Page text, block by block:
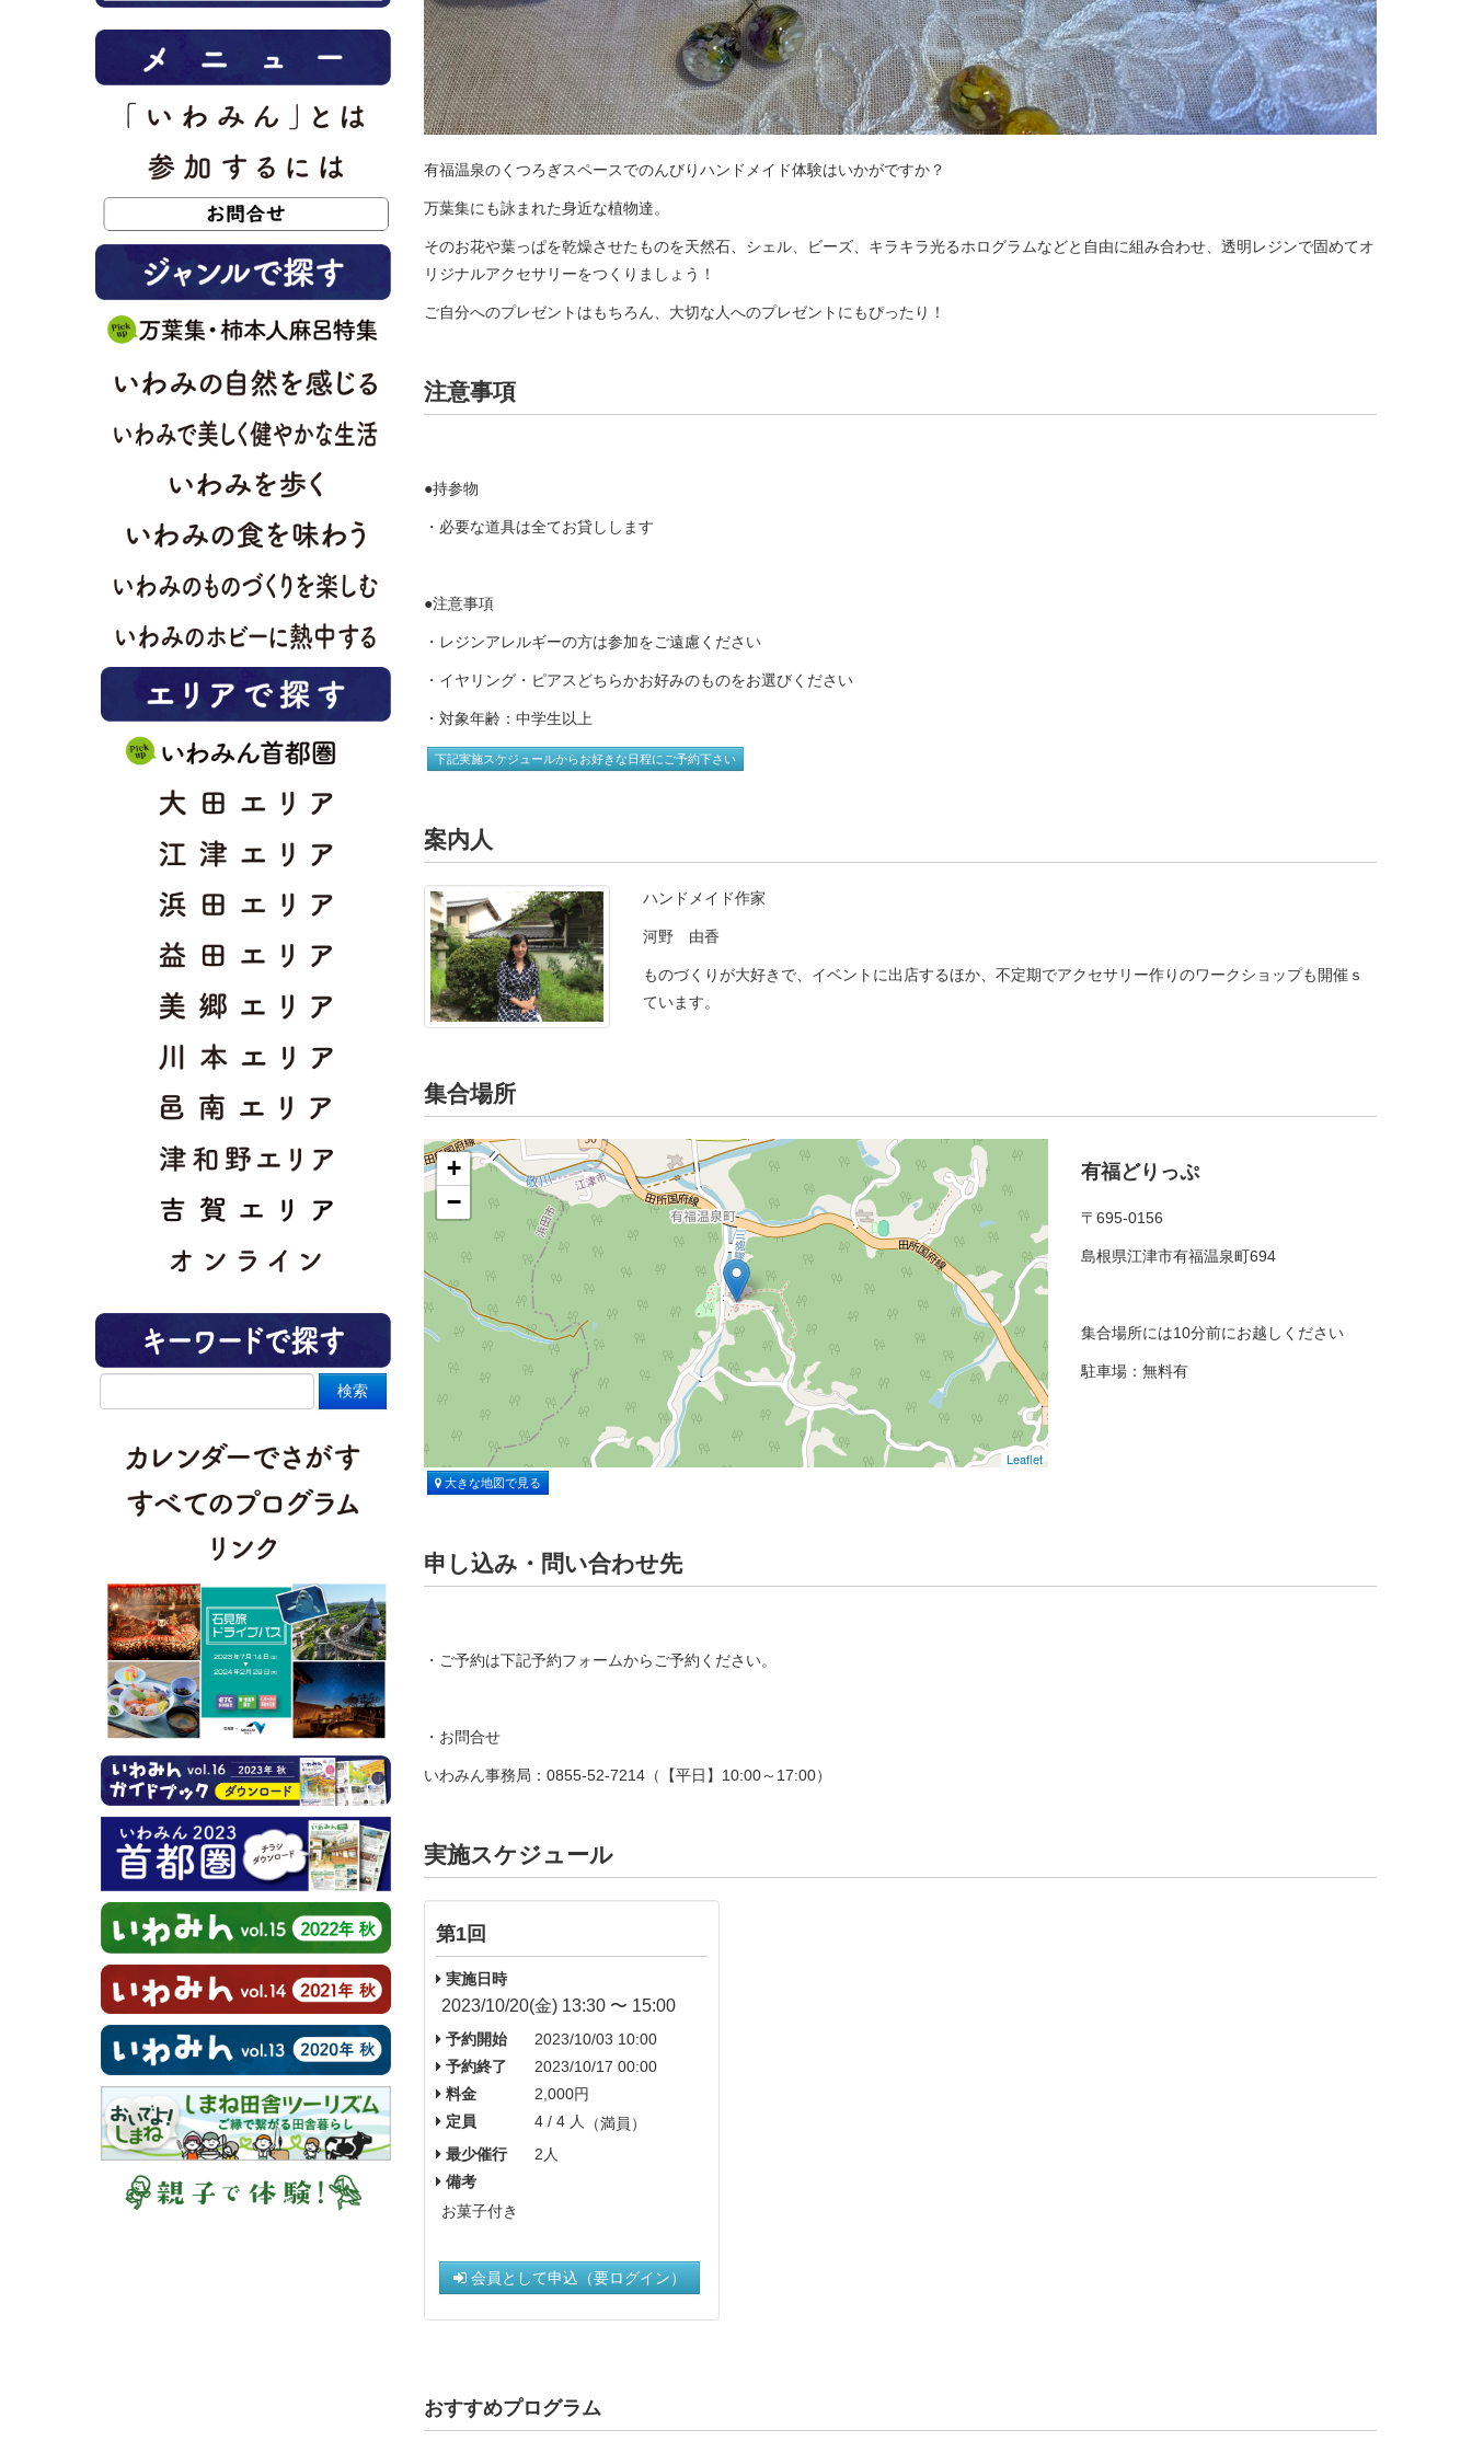
有福温泉のくつろぎスペースでのんびりハンドメイド体験はいかがですか？
万葉集にも詠まれた身近な植物達。
そのお花や葉っぱを乾燥させたものを天然石、シェル、ビーズ、キラキラ光るホログラムなどと自由に組み合わせ、透明レジンで固めてオ
リジナルアクセサリーをつくりましょう！
ご自分へのプレゼントはもちろん、大切な人へのプレゼントにもぴったり！
注意事項
●持参物
・必要な道具は全てお貸しします
●注意事項
・レジンアレルギーの方は参加をご遠慮ください
・イヤリング・ピアスどちらかお好みのものをお選びください
・対象年齢：中学生以上
下記実施スケジュールからお好きな日程にご予約下さい
案内人
ハンドメイド作家
河野 由香
ものづくりが大好きで、イベントに出店するほか、不定期でアクセサリー作りのワークショップも開催ｓ
ています。
集合場所
+
−
Leaflet
大きな地図で見る
有福どりっぷ
〒695-0156
島根県江津市有福温泉町694
集合場所には10分前にお越しください
駐車場：無料有
申し込み・問い合わせ先
・ご予約は下記予約フォームからご予約ください。
・お問合せ
いわみん事務局：0855-52-7214（【平日】10:00～17:00）
実施スケジュール
第1回
実施日時
2023/10/20(金) 13:30 〜 15:00
予約開始
2023/10/03 10:00
予約終了
2023/10/17 00:00
料金
2,000円
定員
4 / 4 人
（満員）
最少催行
2人
備考
お菓子付き
会員として申込（要ログイン）
おすすめプログラム